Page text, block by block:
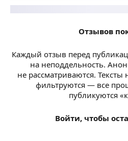
Отзывов
Каждый отзыв перед
на неподдельность.
не рассматриваются. Тексты
фильтруются — все
публикуются
Войти, чтобы